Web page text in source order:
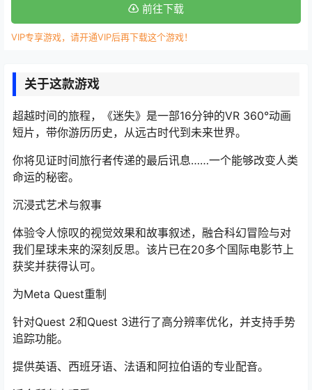
前往下载
VIP专享游戏，请开通VIP后再下载这个游戏！
关于这款游戏
超越时间的旅程，《迷失》是一部16分钟的VR 360°动画
短片，带你游历历史，从远古时代到未来世界。
你将见证时间旅行者传递的最后讯息……一个能够改变人类
命运的秘密。
沉浸式艺术与叙事
体验令人惊叹的视觉效果和故事叙述，融合科幻冒险与对
我们星球未来的深刻反思。该片已在20多个国际电影节上
获奖并获得认可。
为Meta Quest重制
针对Quest 2和Quest 3进行了高分辨率优化，并支持手势
追踪功能。
提供英语、西班牙语、法语和阿拉伯语的专业配音。